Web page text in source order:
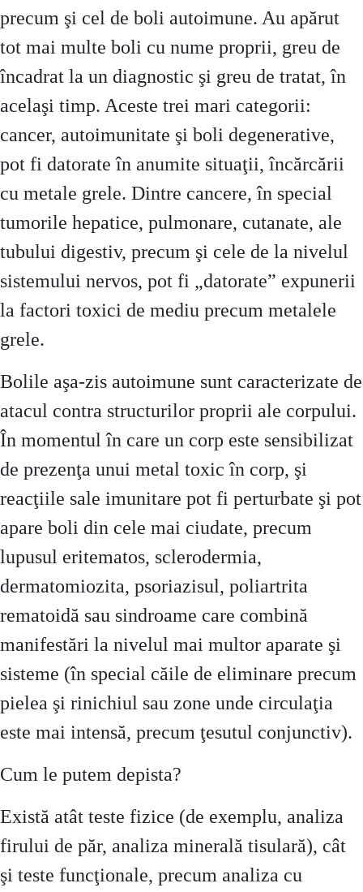
precum şi cel de boli autoimune. Au apărut
tot mai multe boli cu nume proprii, greu de
încadrat la un diagnostic şi greu de tratat, în
acelaşi timp. Aceste trei mari categorii:
cancer, autoimunitate şi boli degenerative,
pot fi datorate în anumite situaţii, încărcării
cu metale grele. Dintre cancere, în special
tumorile hepatice, pulmonare, cutanate, ale
tubului digestiv, precum şi cele de la nivelul
sistemului nervos, pot fi „datorate” expunerii
la factori toxici de mediu precum metalele
grele.
Bolile aşa-zis autoimune sunt caracterizate de
atacul contra structurilor proprii ale corpului.
În momentul în care un corp este sensibilizat
de prezenţa unui metal toxic în corp, şi
reacţiile sale imunitare pot fi perturbate şi pot
apare boli din cele mai ciudate, precum
lupusul eritematos, sclerodermia,
dermatomiozita, psoriazisul, poliartrita
rematoidă sau sindroame care combină
manifestări la nivelul mai multor aparate şi
sisteme (în special căile de eliminare precum
pielea şi rinichiul sau zone unde circulaţia
este mai intensă, precum ţesutul conjunctiv).
Cum le putem depista?
Există atât teste fizice (de exemplu, analiza
firului de păr, analiza minerală tisulară), cât
şi teste funcţionale, precum analiza cu